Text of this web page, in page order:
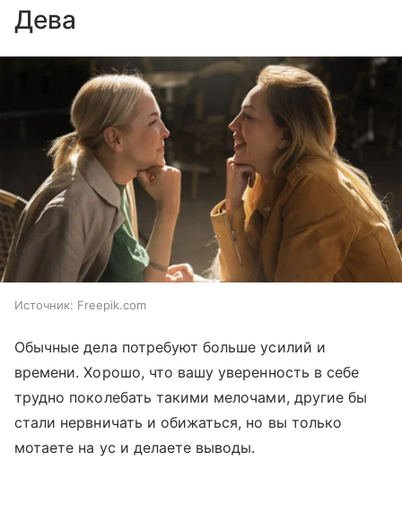
Дева
Источник: Freepik.com
Обычные дела потребуют больше усилий и
времени. Хорошо, что вашу уверенность в себе
трудно поколебать такими мелочами, другие бы
стали нервничать и обижаться, но вы только
мотаете на ус и делаете выводы.